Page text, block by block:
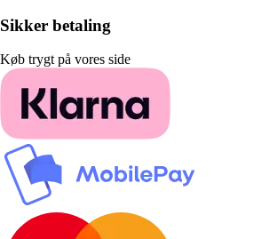
Sikker betaling
Køb trygt på vores side